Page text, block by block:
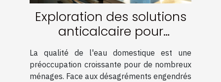
Exploration des solutions
anticalcaire pour
améliorer la qualité de
l'eau domestique
La qualité de l'eau domestique est une
préoccupation croissante pour de nombreux
ménages. Face aux désagréments engendrés